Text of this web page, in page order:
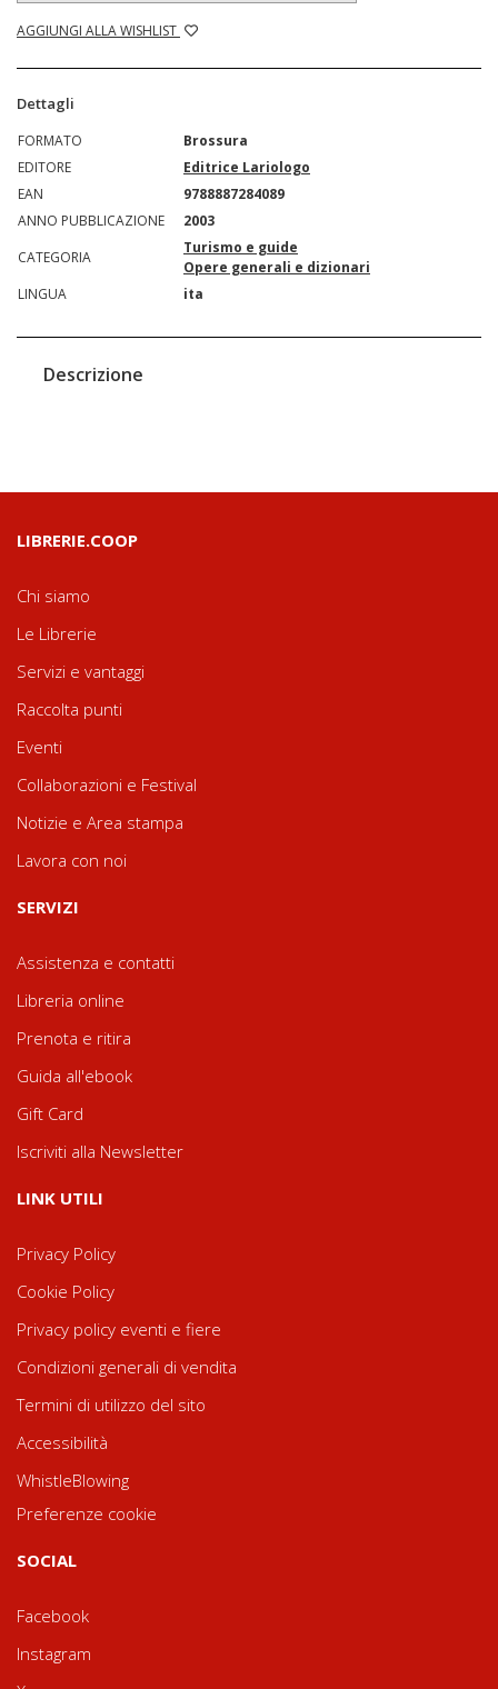
AGGIUNGI ALLA WISHLIST
Dettagli
FORMATO
Brossura
EDITORE
Editrice Lariologo
EAN
9788887284089
ANNO PUBBLICAZIONE
2003
CATEGORIA
Turismo e guide
Opere generali e dizionari
LINGUA
ita
Descrizione
LIBRERIE.COOP
Chi siamo
Le Librerie
Servizi e vantaggi
Raccolta punti
Eventi
Collaborazioni e Festival
Notizie e Area stampa
Lavora con noi
SERVIZI
Assistenza e contatti
Libreria online
Prenota e ritira
Guida all'ebook
Gift Card
Iscriviti alla Newsletter
LINK UTILI
Privacy Policy
Cookie Policy
Privacy policy eventi e fiere
Condizioni generali di vendita
Termini di utilizzo del sito
Accessibilità
WhistleBlowing
Preferenze cookie
SOCIAL
Facebook
Instagram